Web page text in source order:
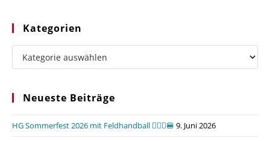
Kategorien
Kategorien
Neueste Beiträge
HG Sommerfest 2026 mit Feldhandball 🤾🏼‍♂️🍔 9. Juni 2026